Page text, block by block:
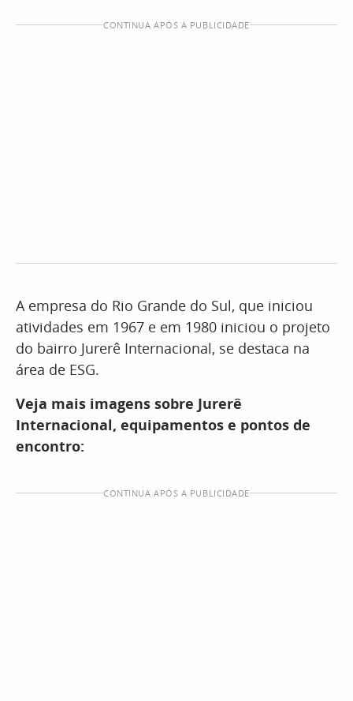
CONTINUA APÓS A PUBLICIDADE
A empresa do Rio Grande do Sul, que iniciou
atividades em 1967 e em 1980 iniciou o projeto
do bairro Jurerê Internacional, se destaca na
área de ESG.
Veja mais imagens sobre Jurerê
Internacional, equipamentos e pontos de
encontro:
CONTINUA APÓS A PUBLICIDADE